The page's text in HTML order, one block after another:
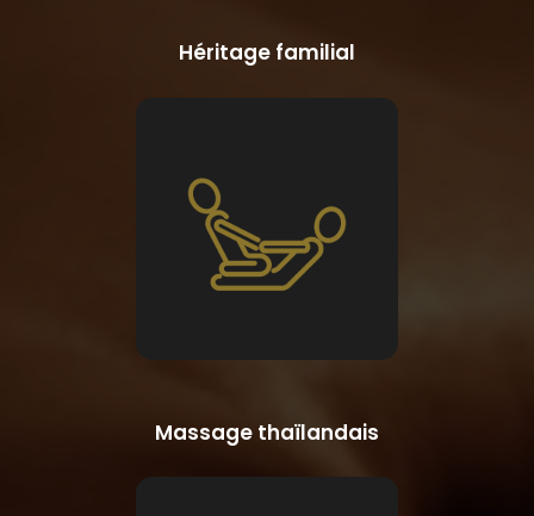
Héritage familial
Massage thaïlandais